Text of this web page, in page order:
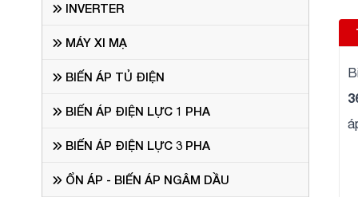
INVERTER
MÁY XI MẠ
BIẾN ÁP TỦ ĐIỆN
BIẾN ÁP ĐIỆN LỰC 1 PHA
BIẾN ÁP ĐIỆN LỰC 3 PHA
ỔN ÁP - BIẾN ÁP NGÂM DẦU